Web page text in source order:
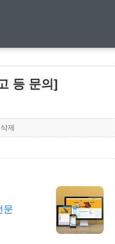
등 문의]
삭제
문